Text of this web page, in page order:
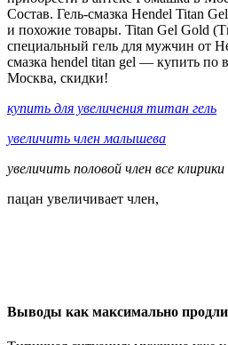
Состав. Гель-смазка Hendel
и похожие товары. Titan Gel Gold
специальный гель для мужчин от
смазка hendel titan gel — купить по
Москва, скидки!
купить для увеличения титан гель
увеличить член малышева
увеличить половой член все клирики
пацан увеличивает член,
Выводы как максимально